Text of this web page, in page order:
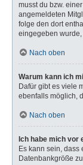
musst du bzw.
angemeldeten
folge den dort
eingegeben
Nach oben
Warum kann ich
Dafür gibt es viele
ebenfalls möglich,
Nach oben
Ich habe mich vor
Es kann sein,
Datenbankgröße